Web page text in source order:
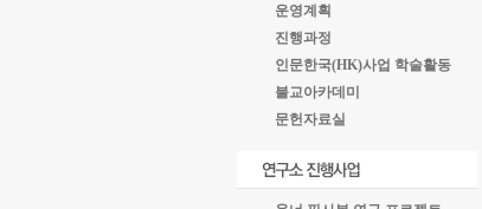
운영계획
진행과정
인문한국(HK)사업 학술활동
불교아카데미
문헌자료실